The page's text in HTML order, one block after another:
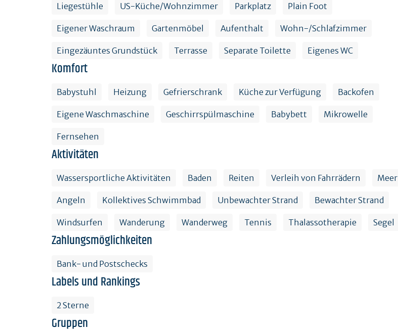
Liegestühle US-Küche/Wohnzimmer Parkplatz Plain Foot
Eigener Waschraum Gartenmöbel Aufenthalt Wohn-/Schlafzimmer
Eingezäuntes Grundstück Terrasse Separate Toilette Eigenes WC
Komfort
Babystuhl Heizung Gefrierschrank Küche zur Verfügung Backofen
Eigene Waschmaschine Geschirrspülmaschine Babybett Mikrowelle
Fernsehen
Aktivitäten
Wassersportliche Aktivitäten Baden Reiten Verleih von Fahrrädern Meer
Angeln Kollektives Schwimmbad Unbewachter Strand Bewachter Strand
Windsurfen Wanderung Wanderweg Tennis Thalassotherapie Segel
Zahlungsmöglichkeiten
Bank- und Postschecks
Labels und Rankings
2 Sterne
Gruppen